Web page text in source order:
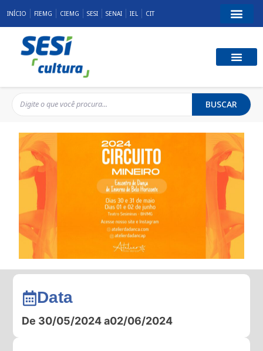
INÍCIO FIEMG CIEMG SESI SENAI IEL CIT
BUSCAR
Data
De 30/05/2024 a02/06/2024